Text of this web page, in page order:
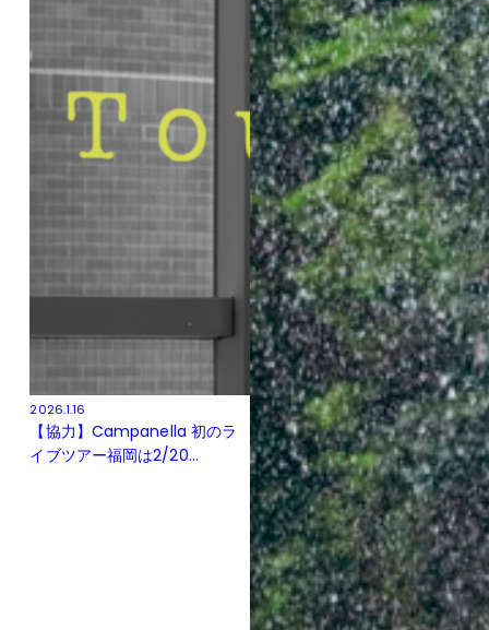
2026.1.16
【協力】Campanella 初のラ
イブツアー福岡は2/20...